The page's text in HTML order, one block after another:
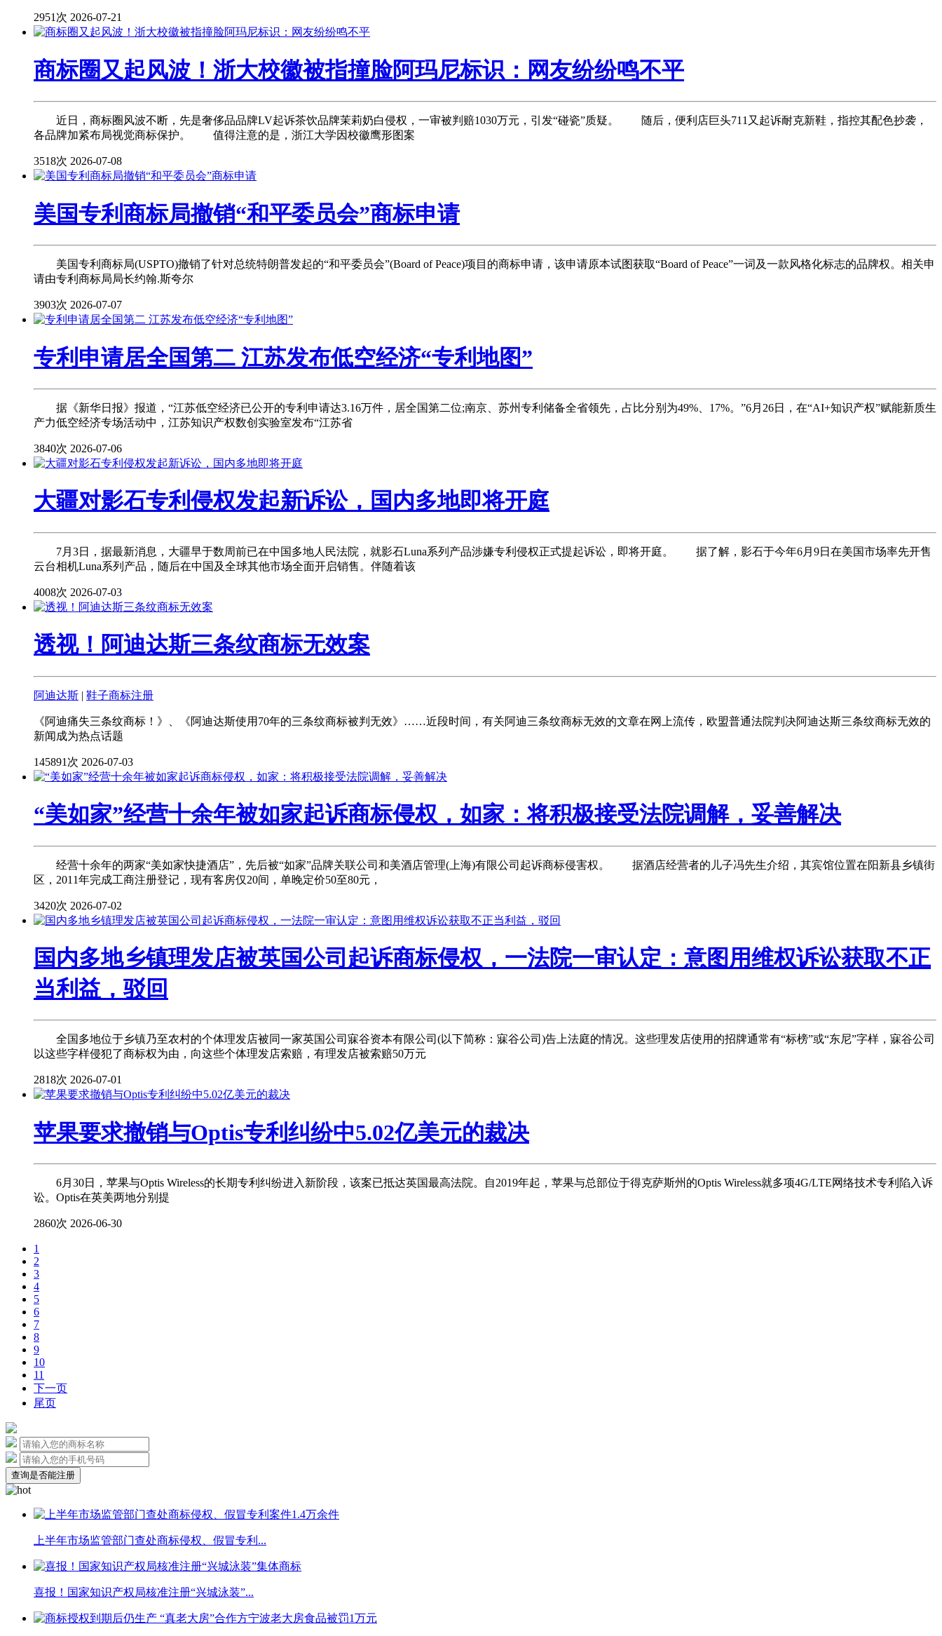
2951次 2026-07-21
商标圈又起风波！浙大校徽被指撞脸阿玛尼标识：网友纷纷鸣不平
近日，商标圈风波不断，先是奢侈品品牌LV起诉茶饮品牌茉莉奶白侵权，一审被判赔‌1030万元，引发“碰瓷”质疑。 随后，便利店巨头711又起诉耐克新鞋，指控其配色抄袭，
各品牌加紧布局视觉商标保护。 值得注意的是，浙江大学因校徽鹰形图案
3518次 2026-07-08
美国专利商标局撤销“和平委员会”商标申请
美国专利商标局(USPTO)撤销了针对总统特朗普发起的“和平委员会”(Board of Peace)项目的商标申请，该申请原本试图获取“Board of Peace”一词及一款风格化标志的品牌权。相关申
请由专利商标局局长约翰.斯夸尔
3903次 2026-07-07
专利申请居全国第二 江苏发布低空经济“专利地图”
据《新华日报》报道，“江苏低空经济已公开的专利申请达3.16万件，居全国第二位;南京、苏州专利储备全省领先，占比分别为49%、17%。”6月26日，在“AI+知识产权”赋能新质生
产力低空经济专场活动中，江苏知识产权数创实验室发布“江苏省
3840次 2026-07-06
大疆对影石专利侵权发起新诉讼，国内多地即将开庭
7月3日，据最新消息，大疆早于数周前已在中国多地人民法院，就影石Luna系列产品涉嫌专利侵权正式提起诉讼，即将开庭。 据了解，影石于今年6月9日在美国市场率先开售
云台相机Luna系列产品，随后在中国及全球其他市场全面开启销售。伴随着该
4008次 2026-07-03
​透视！阿迪达斯三条纹商标无效案
阿迪达斯 | 鞋子商标注册
《阿迪痛失三条纹商标！》、《阿迪达斯使用70年的三条纹商标被判无效》……近段时间，有关阿迪三条纹商标无效的文章在网上流传，欧盟普通法院判决阿迪达斯三条纹商标无效的
新闻成为热点话题
145891次 2026-07-03
“美如家”经营十余年被如家起诉商标侵权，如家：将积极接受法院调解，妥善解决
经营十余年的两家“美如家快捷酒店”，先后被“如家”品牌关联公司和美酒店管理(上海)有限公司起诉商标侵害权。 据酒店经营者的儿子冯先生介绍，其宾馆位置在阳新县乡镇街
区，2011年完成工商注册登记，现有客房仅20间，单晚定价50至80元，
3420次 2026-07-02
国内多地乡镇理发店被英国公司起诉商标侵权，一法院一审认定：意图用维权诉讼获取不正
当利益，驳回
全国多地位于乡镇乃至农村的个体理发店被同一家英国公司寐谷资本有限公司(以下简称：寐谷公司)告上法庭的情况。这些理发店使用的招牌通常有“标榜”或“东尼”字样，寐谷公司
以这些字样侵犯了商标权为由，向这些个体理发店索赔，有理发店被索赔50万元
2818次 2026-07-01
苹果要求撤销与Optis专利纠纷中5.02亿美元的裁决
6月30日，苹果与Optis Wireless的长期专利纠纷进入新阶段，该案已抵达英国最高法院。自2019年起，苹果与总部位于得克萨斯州的Optis Wireless就多项4G/LTE网络技术专利陷入诉
讼。Optis在英美两地分别提
2860次 2026-06-30
1
2
3
4
5
6
7
8
9
10
11
下一页
尾页
查询是否能注册
上半年市场监管部门查处商标侵权、假冒专利...
喜报！国家知识产权局核准注册“兴城泳装”...